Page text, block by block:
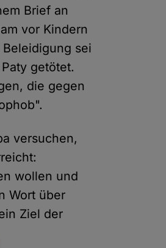
Brief an
vor Kindern
sei
getötet.
die gegen
versuchen,
wollen und
Wort über
Ziel der